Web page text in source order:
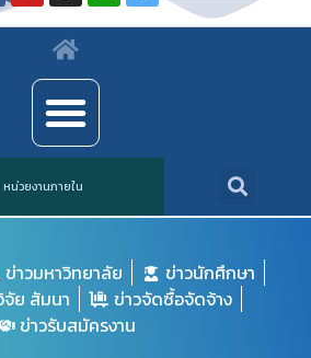
หน่วยงานภายใน
ข่าวมหาวิทยาลัย
ข่าวนักศึกษา
จัย สัมนา
ข่าวจัดซื้อจัดจ้าง
ข่าวรับสมัครงาน